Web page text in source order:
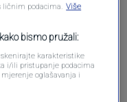
ličnim podacima. Više
bismo pružali:
karakteristike
i/ili pristupanje podacima
oglašavanja i